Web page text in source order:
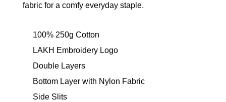
fabric for a comfy everyday staple.
100% 250g Cotton
LAKH Embroidery Logo
Double Layers
Bottom Layer with Nylon Fabric
Side Slits